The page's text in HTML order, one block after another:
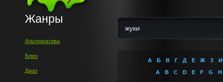
Жанры
Альтернатива
Блюз
Джаз
А Б В Г Д Е Ж З
И
A
B C D E F G H